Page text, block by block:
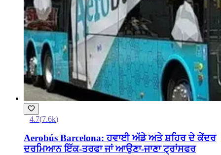
4.7(7.6k)
Aerobús Barcelona: ਹਵਾਈ ਅੱਡੇ ਅਤੇ ਸ਼ਹਿਰ ਦੇ ਕੇਂਦਰ
ਦਰਮਿਆਨ ਇੱਕ-ਤਰਫਾ ਜਾਂ ਆਉਣਾ-ਜਾਣਾ ਟ੍ਰਾਂਸਫਰ